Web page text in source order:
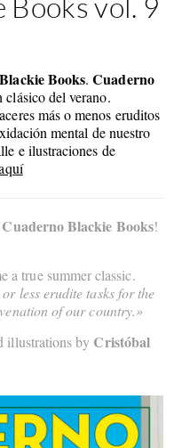
Books.Cuaderno
del verano.
más o menos eruditos
mental de nuestro
e ilustraciones de
Cuaderno Blackie Books!
a true summer classic.
less erudite tasks for the
of our country.»
illustrations by Cristóbal